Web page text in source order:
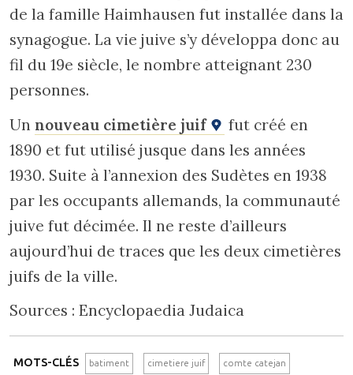
de la famille Haimhausen fut installée dans la
synagogue. La vie juive s’y développa donc au
fil du 19e siècle, le nombre atteignant 230
personnes.
Un nouveau cimetière juif
fut créé en
1890 et fut utilisé jusque dans les années
1930. Suite à l’annexion des Sudètes en 1938
par les occupants allemands, la communauté
juive fut décimée. Il ne reste d’ailleurs
aujourd’hui de traces que les deux cimetières
juifs de la ville.
Sources : Encyclopaedia Judaica
MOTS-CLÉS batiment cimetiere juif comte catejan